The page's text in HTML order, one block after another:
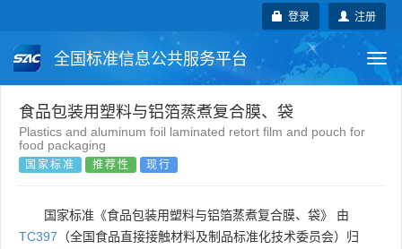
注册
登录
全国标准信息公共服务平台
国家标准 行业标准
团体标准
食品包装用塑料与铝箔蒸煮复合膜、袋
Plastics and aluminum foil laminated retort film and pouch for
food packaging
国家标准 推荐性 现行
国家标准《食品包装用塑料与铝箔蒸煮复合膜、袋》 由
TC397 （全国食品直接接触材料及制品标准化技术委员会）归